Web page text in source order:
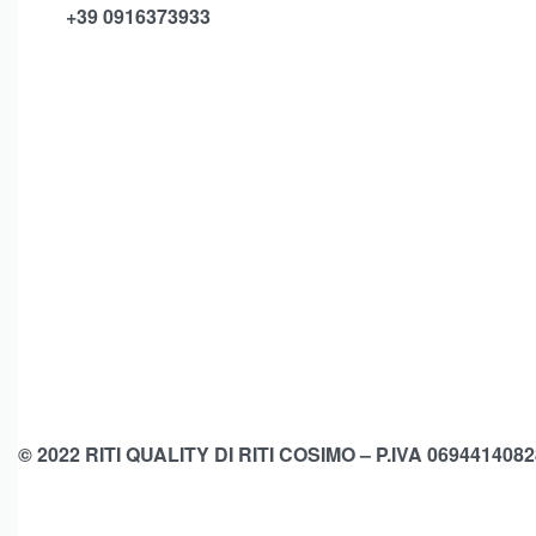
+39 0916373933
© 2022 RITI QUALITY DI RITI COSIMO – P.IVA